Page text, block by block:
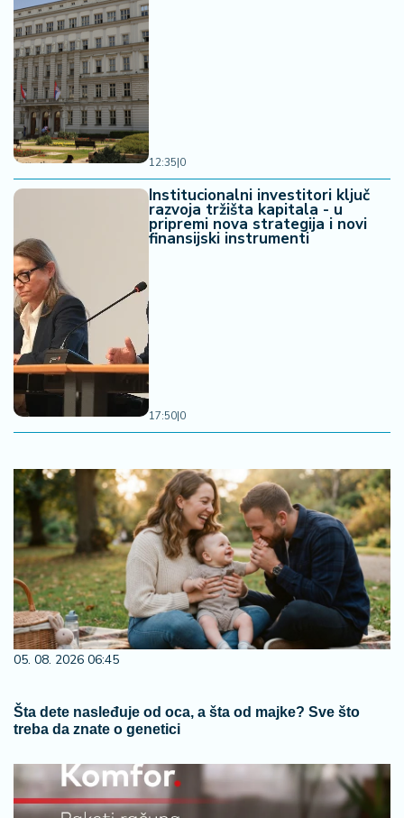
12:35|0
Institucionalni investitori ključ
razvoja tržišta kapitala - u
pripremi nova strategija i novi
finansijski instrumenti
17:50|0
05. 08. 2026 06:45
Šta dete nasleđuje od oca, a šta od majke? Sve što
treba da znate o genetici